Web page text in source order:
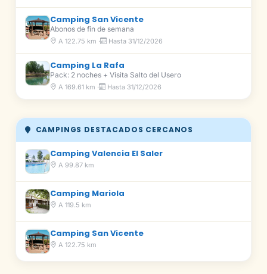
Camping San Vicente
Abonos de fin de semana
A 122.75 km · Hasta 31/12/2026
Camping La Rafa
Pack: 2 noches + Visita Salto del Usero
A 169.61 km · Hasta 31/12/2026
CAMPINGS DESTACADOS CERCANOS
Camping Valencia El Saler
A 99.87 km
Camping Mariola
A 119.5 km
Camping San Vicente
A 122.75 km